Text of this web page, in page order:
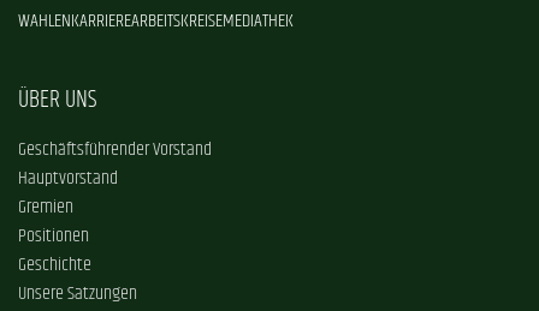
WAHLENKARRIEREARBEITSKREISEMEDIATHEK
ÜBER UNS
Geschäftsführender Vorstand
Hauptvorstand
Gremien
Positionen
Geschichte
Unsere Satzungen